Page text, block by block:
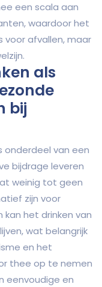
een scala aan
waardoor het
voor afvallen, maar
als
bij
onderdeel van een
bijdrage leveren
weinig tot geen
zijn voor
kan het drinken van
wat belangrijk
en het
thee op te nemen
eenvoudige en